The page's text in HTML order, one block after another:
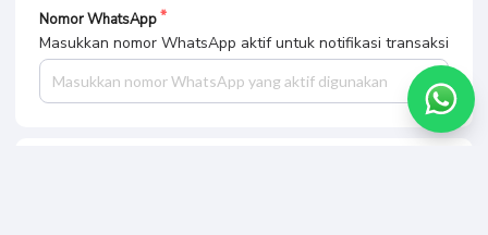
Nomor WhatsApp
Masukkan nomor WhatsApp aktif untuk notifikasi transaksi